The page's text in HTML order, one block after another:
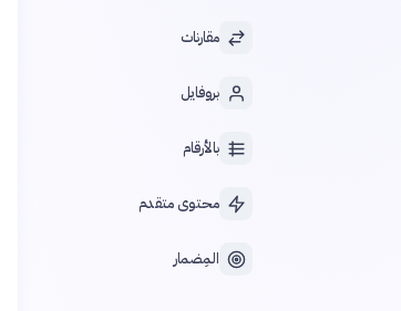
مقارنات
بروفايل
بالأرقام
محتوى متقدم
المِضمار